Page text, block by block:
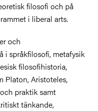
filosofi och på
i liberal arts.
och
i språkfilosofi, metafysik
filosofihistoria,
Platon, Aristoteles,
praktik samt
tänkande,